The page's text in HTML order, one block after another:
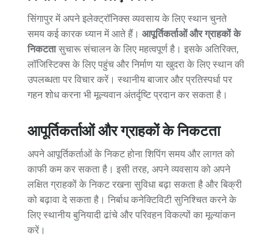
सिंगापुर में अपने इलेक्ट्रॉनिक्स व्यवसाय के लिए स्थान चुनते
समय कई कारक ध्यान में आते हैं। आपूर्तिकर्ताओं और ग्राहकों के
निकटतासुचारू संचालन के लिए महत्वपूर्ण है। इसके अतिरिक्त,
लॉजिस्टिक्स के लिए पहुंच और निर्माण या खुदरा के लिए स्थान की
उपलब्धता पर विचार करें। स्थानीय बाजार और प्रतिस्पर्धा पर
गहन शोध करना भी मूल्यवान अंतर्दृष्टि प्रदान कर सकता है।
आपूर्तिकर्ताओं और ग्राहकों के निकटता
अपने आपूर्तिकर्ताओं के निकट होना शिपिंग समय और लागत को
काफी कम कर सकता है। इसी तरह, अपने व्यवसाय को अपने
लक्षित ग्राहकों के निकट रखना सुविधा बढ़ा सकता है और बिक्री
को बढ़ावा दे सकता है। निर्बाध कनेक्टिविटी सुनिश्चित करने के
लिए स्थानीय बुनियादी ढांचे और परिवहन विकल्पों का मूल्यांकन
करें।